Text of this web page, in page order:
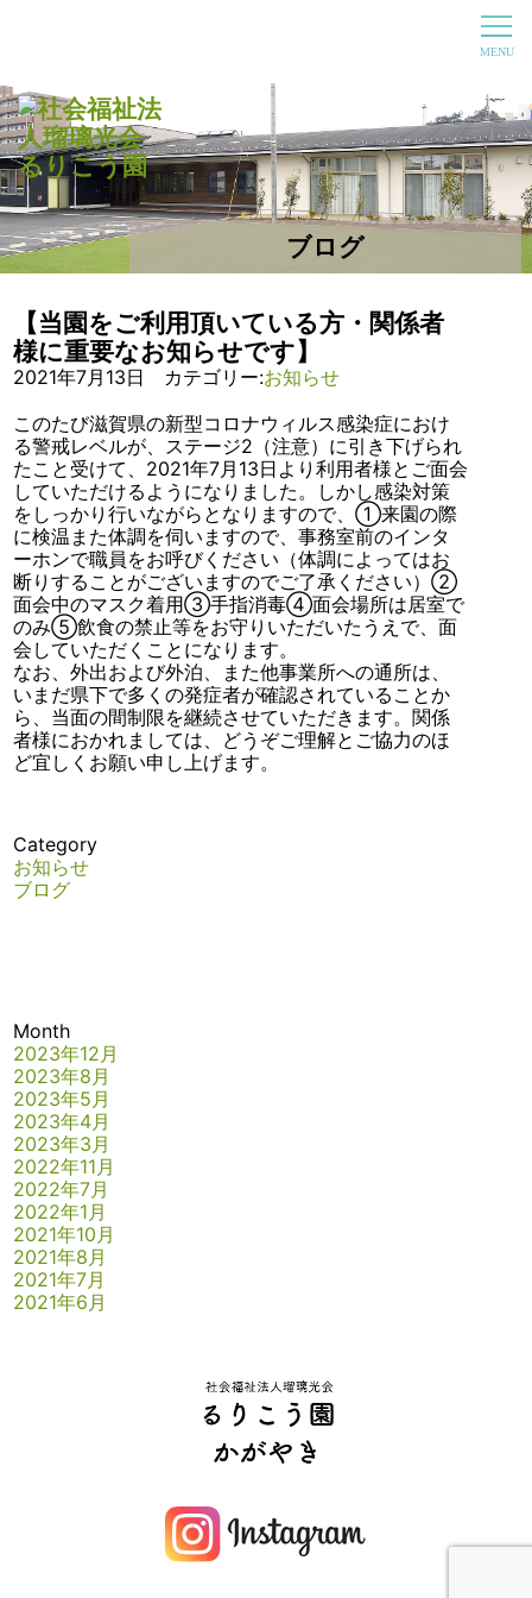
ブログ
【当園をご利用頂いている方・関係者
様に重要なお知らせです】
2021年7月13日 カテゴリー:お知らせ
このたび滋賀県の新型コロナウィルス感染症におけ
る警戒レベルが、ステージ2（注意）に引き下げられ
たこと受けて、2021年7月13日より利用者様とご面会
していただけるようになりました。しかし感染対策
をしっかり行いながらとなりますので、①来園の際
に検温また体調を伺いますので、事務室前のインタ
ーホンで職員をお呼びください（体調によってはお
断りすることがございますのでご了承ください）②
面会中のマスク着用③手指消毒④面会場所は居室で
のみ⑤飲食の禁止等をお守りいただいたうえで、面
会していただくことになります。
なお、外出および外泊、また他事業所への通所は、
いまだ県下で多くの発症者が確認されていることか
ら、当面の間制限を継続させていただきます。関係
者様におかれましては、どうぞご理解とご協力のほ
ど宜しくお願い申し上げます。
Category
お知らせ
ブログ
Month
2023年12月
2023年8月
2023年5月
2023年4月
2023年3月
2022年11月
2022年7月
2022年1月
2021年10月
2021年8月
2021年7月
2021年6月